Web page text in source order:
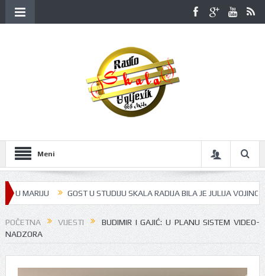
Meni
GOST U STUDIJU SKALA RADIJA BILA JE JULIJA VOJINOVA
POČETNA VIJESTI
BUDIMIR I GAJIĆ: U PLANU SISTEM VIDEO-
NADZORA